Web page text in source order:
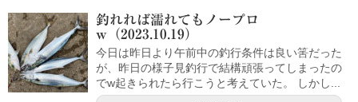
釣れれば濡れてもノープロ
w（2023.10.19）
今日は昨日より午前中の釣行条件は良い筈だった
が、昨日の様子見釣行で結構頑張ってしまったの
でw起きられたら行こうと考えていた。 しかし...